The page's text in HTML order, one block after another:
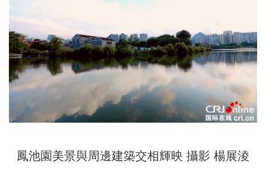
鳳池園美景與周邊建築交相輝映 攝影 楊展淩